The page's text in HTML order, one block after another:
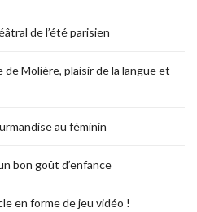
de l’été parisien
Molière, plaisir de la langue et
au féminin
bon goût d’enfance
en forme de jeu vidéo !